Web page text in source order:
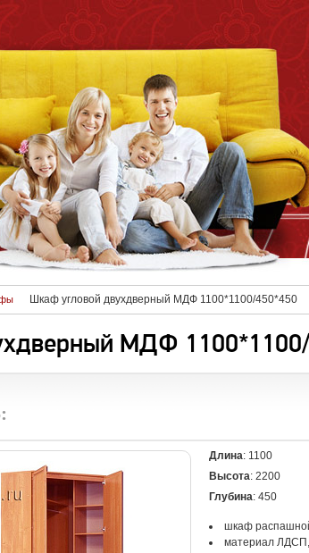
Шкаф угловой двухдверный МДФ 1100*1100/450*450
МДФ
Длина: 1100
Высота: 2200
Глубина: 450
шкаф
материал